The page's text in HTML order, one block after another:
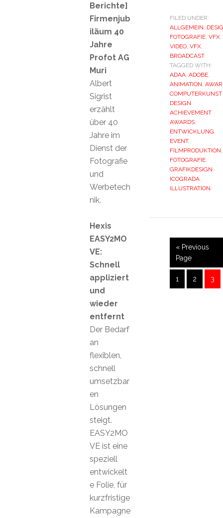
FILED UNDER:
ALLGEMEIN,
FOTOGRAFIE, VFX,
VIDEO, VFX,
BROADCAST
TAGGED WITH:
ADAA, ADOBE,
ANIMATION,
COMPUTERKUNST,
DESIGN
ACHIEVEMENT
AWARDS,
ENTWICKLUNG,
EVENT,
FILMPRODUKTION,
FOTOGRAFIE,
GRAFIKDESIGN,
ICOGRADA,
ILLUSTRATION
« Previous
Page
1 2 3
Berichte]
Firmenjub
iläum 40
Jahre
Profot AG
Muri
Albert
Sigrist
erzählt
über 40
Jahre im
Dienst der
Fotografie
und
Werbetech
nik.
Hexis
EASY2MO
VE:
Schnell
appliziert
und
wieder
entfernt
Der Bedarf
an
flexiblen,
schnell
umsetzbar
en
Lösungen
steigt.
EASY2MO
VE ist eine
speziell
entwickelt
e Folie, für
kurzfristige
Kampagne